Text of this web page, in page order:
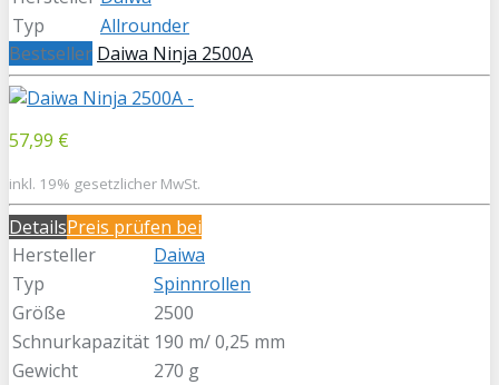
Typ
Allrounder
Bestseller Daiwa Ninja 2500A
57,99 €
inkl. 19% gesetzlicher MwSt.
DetailsPreis prüfen bei
Hersteller
Daiwa
Typ
Spinnrollen
Größe
2500
Schnurkapazität 190 m/ 0,25 mm
Gewicht
270 g